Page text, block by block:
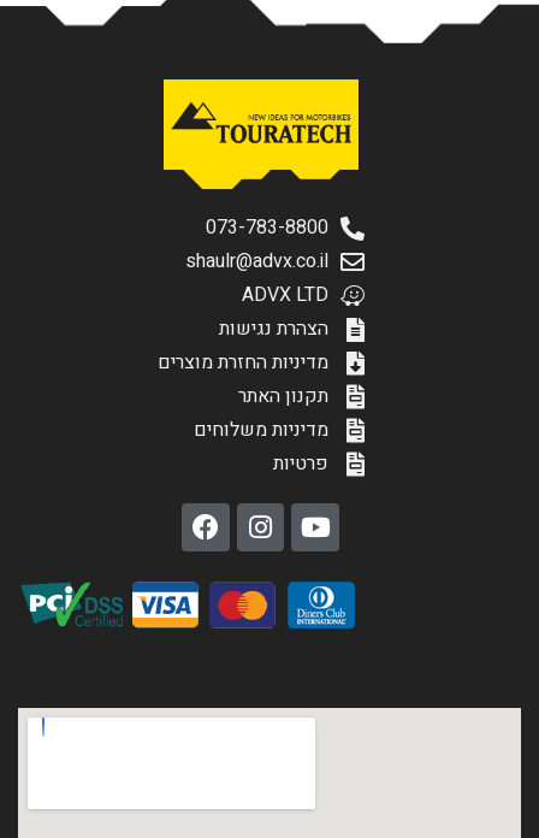
073-783-8800
shaulr@advx.co.il
ADVX LTD
הצהרת נגישות
מדיניות החזרת מוצרים
תקנון האתר
מדיניות משלוחים
פרטיות
הגדר סוג האופנוע שלך
שליחה